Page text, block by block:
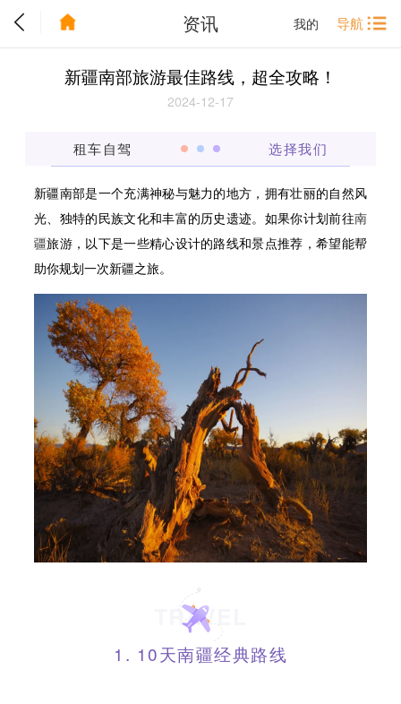
我的 导航
资讯
新疆南部旅游最佳路线，超全攻略！
2024-12-17
租车自驾 选择我们
新疆南部是一个充满神秘与魅力的地方，拥有壮丽的自然风
光、独特的民族文化和丰富的历史遗迹。如果你计划前往南
疆旅游，以下是一些精心设计的路线和景点推荐，希望能帮
助你规划一次新疆之旅。
TRAVEL
1. 10天南疆经典路线